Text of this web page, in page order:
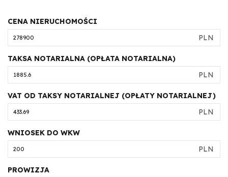
CENA NIERUCHOMOŚCI
PLN
TAKSA NOTARIALNA (OPŁATA NOTARIALNA)
PLN
VAT OD TAKSY NOTARIALNEJ (OPŁATY NOTARIALNEJ)
PLN
WNIOSEK DO WKW
PLN
PROWIZJA